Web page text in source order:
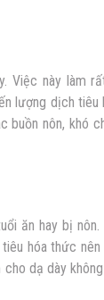
Việc này làm
lượng dịch
buồn nôn, khó
ăn hay bị nôn.
hóa thức
dạ dày